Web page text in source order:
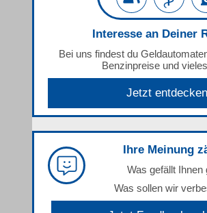
Interesse an Deiner
Bei uns findest du
Benzinpreise und
Jetzt
Ihre Meinung
Was gefällt Ihnen
Was sollen wir